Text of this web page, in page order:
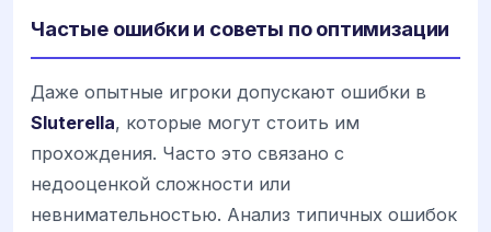
Частые ошибки и советы по оптимизации
Даже опытные игроки допускают ошибки в
Sluterella, которые могут стоить им
прохождения. Часто это связано с
недооценкой сложности или
невнимательностью. Анализ типичных ошибок